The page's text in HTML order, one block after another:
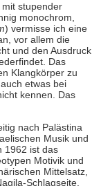
stupender
monochrom,
) vermisse ich eine
vor allem die
und den Ausdruck
Das
Klangkörper zu
etwas bei
kennen. Das
nach Palästina
Musik und
1962 ist das
Motivik und
Mittelsatz,
Schlagseite.